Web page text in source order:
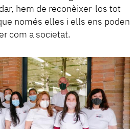
hem de reconèixer-los tot
només elles i ells ens poden
com a societat.